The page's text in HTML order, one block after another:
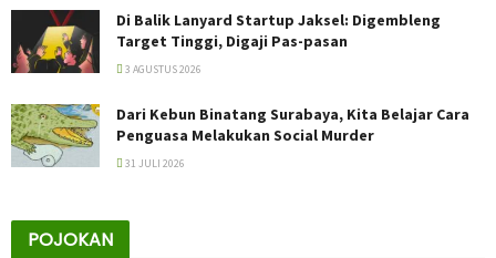
Di Balik Lanyard Startup Jaksel: Digembleng
Target Tinggi, Digaji Pas-pasan
3 AGUSTUS 2026
Dari Kebun Binatang Surabaya, Kita Belajar Cara
Penguasa Melakukan Social Murder
31 JULI 2026
POJOKAN